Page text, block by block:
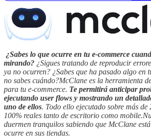
¿Sabes lo que ocurre en tu e-commerce
mirando? ¿Sigues tratando de reproducir
ya no ocurren? ¿Sabes que ha pasado algo en
no sabes cuándo?McClane es la herramienta
para tu e-commerce. Te permitirá anticipar
ejecutando user flows y mostrando un
uno de ellos. Todo ello ejecutado sobre más de
100% reales tanto de escritorio como
duermen tranquilos sabiendo que McClane
ocurre en sus tiendas.